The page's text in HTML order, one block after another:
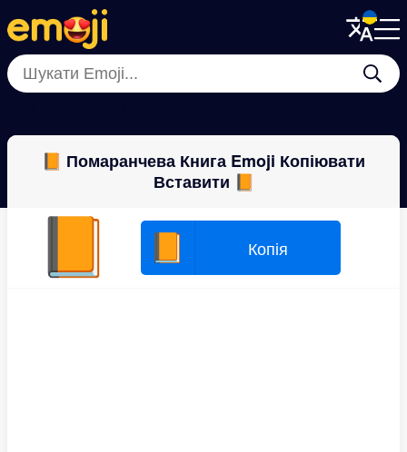
Menu
Close
Menu
Close
📙 Помаранчева Книга Emoji Копіювати
Вставити 📙
Копія